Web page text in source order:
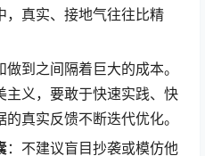
，真实、接地气往往比精
做到之间隔着巨大的成本。
主义，要敢于快速实践、快
真实反馈不断迭代优化。
：不建议盲目抄袭或模仿他